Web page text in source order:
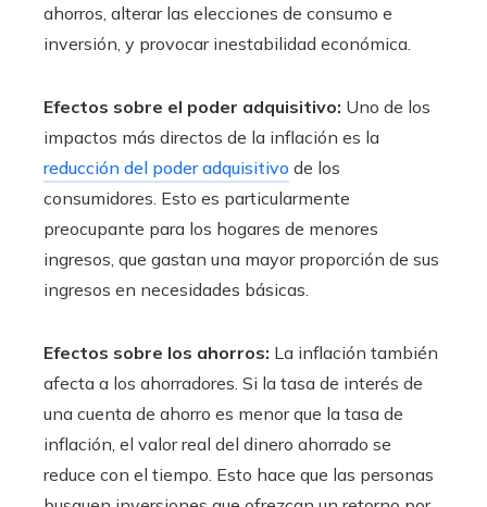
ahorros, alterar las elecciones de consumo e
inversión, y provocar inestabilidad económica.
Efectos sobre el poder adquisitivo: Uno de los
impactos más directos de la inflación es la
reducción del poder adquisitivo de los
consumidores. Esto es particularmente
preocupante para los hogares de menores
ingresos, que gastan una mayor proporción de sus
ingresos en necesidades básicas.
Efectos sobre los ahorros: La inflación también
afecta a los ahorradores. Si la tasa de interés de
una cuenta de ahorro es menor que la tasa de
inflación, el valor real del dinero ahorrado se
reduce con el tiempo. Esto hace que las personas